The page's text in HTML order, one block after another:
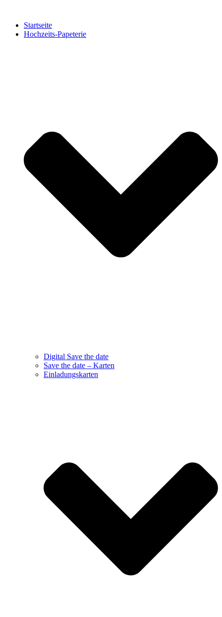
springenStartseite
Hochzeits-Papeterie
Digital Save the date
Save the date – Karten
Einladungskarten